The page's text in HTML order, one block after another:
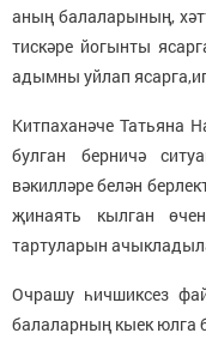
аның балаларының,
тискәре йогынты
адымны уйлап
Китпаханәче Татьяна
булган берничә
вәкилләре белән
җинаять кылган
тартуларын
Очрашу һичшиксез
балаларның кыек